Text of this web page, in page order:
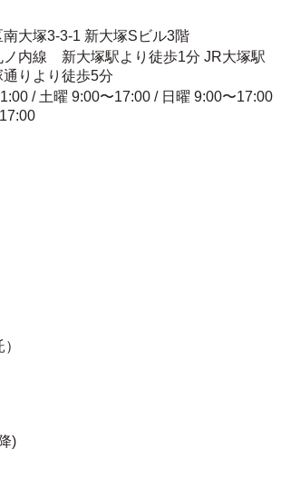
大塚3-3-1 新大塚Sビル3階
ノ内線 新大塚駅より徒歩1分 JR大塚駅
りより徒歩5分
/ 土曜 9:00〜17:00 / 日曜 9:00〜17:00
)